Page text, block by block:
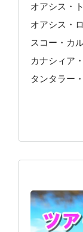
オアシス・
オアシス・
スコー・カ
カナシィア
タンタラー